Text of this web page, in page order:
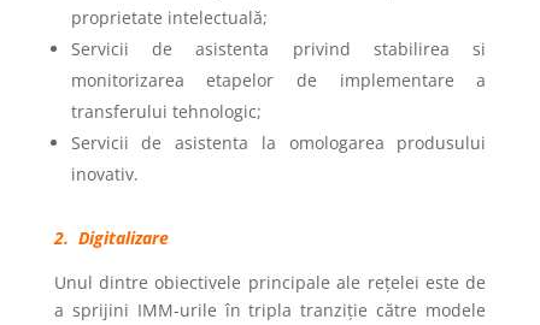
proprietate intelectuală;
Servicii de asistenta privind stabilirea si
monitorizarea etapelor de implementare a
transferului tehnologic;
Servicii de asistenta la omologarea produsului
inovativ.
2. Digitalizare
Unul dintre obiectivele principale ale rețelei este de
a sprijini IMM-urile în tripla tranziție către modele